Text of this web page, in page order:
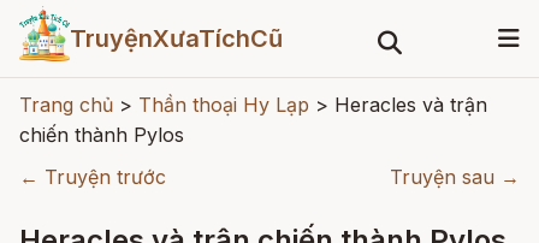
TruyệnXưaTíchCũ
Trang chủ > Thần thoại Hy Lạp > Heracles và trận
chiến thành Pylos
← Truyện trước
Truyện sau →